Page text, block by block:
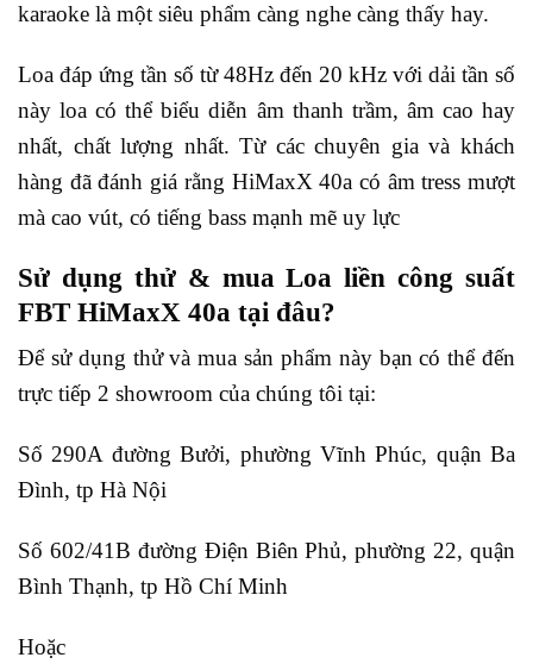
karaoke là một siêu phẩm càng nghe càng thấy hay.
Loa đáp ứng tần số từ 48Hz đến 20 kHz với dải tần số
này loa có thể biểu diễn âm thanh trầm, âm cao hay
nhất, chất lượng nhất. Từ các chuyên gia và khách
hàng đã đánh giá rằng HiMaxX 40a có âm tress mượt
mà cao vút, có tiếng bass mạnh mẽ uy lực
Sử dụng thử & mua Loa liền công suất
FBT HiMaxX 40a tại đâu?
Để sử dụng thử và mua sản phẩm này bạn có thể đến
trực tiếp 2 showroom của chúng tôi tại:
Số 290A đường Bưởi, phường Vĩnh Phúc, quận Ba
Đình, tp Hà Nội
Số 602/41B đường Điện Biên Phủ, phường 22, quận
Bình Thạnh, tp Hồ Chí Minh
Hoặc